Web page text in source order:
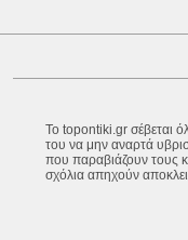
Το topontiki.gr σέβεται
του να μην αναρτά
που παραβιάζουν τους
σχόλια απηχούν